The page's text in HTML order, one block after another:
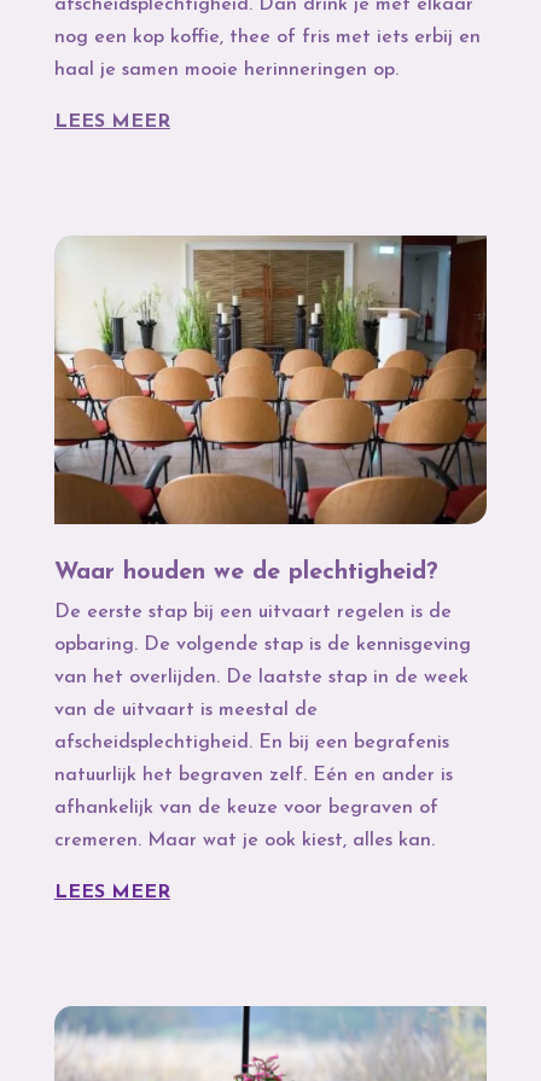
afscheidsplechtigheid. Dan drink je met elkaar
nog een kop koffie, thee of fris met iets erbij en
haal je samen mooie herinneringen op.
LEES MEER
Waar houden we de plechtigheid?
De eerste stap bij een uitvaart regelen is de
opbaring. De volgende stap is de kennisgeving
van het overlijden. De laatste stap in de week
van de uitvaart is meestal de
afscheidsplechtigheid. En bij een begrafenis
natuurlijk het begraven zelf. Eén en ander is
afhankelijk van de keuze voor begraven of
cremeren. Maar wat je ook kiest, alles kan.
LEES MEER